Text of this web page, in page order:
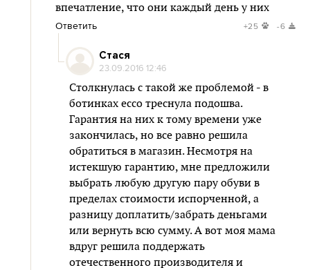
впечатление, что они каждый день у них
Ответить +25 -6
Стася
23.09.2016 12:46
Столкнулась с такой же проблемой - в
ботинках ессо треснула подошва.
Гарантия на них к тому времени уже
закончилась, но все равно решила
обратиться в магазин. Несмотря на
истекшую гарантию, мне предложили
выбрать любую другую пару обуви в
пределах стоимости испорченной, а
разницу доплатить/забрать деньгами
или вернуть всю сумму. А вот моя мама
вдруг решила поддержать
отечественного производителя и